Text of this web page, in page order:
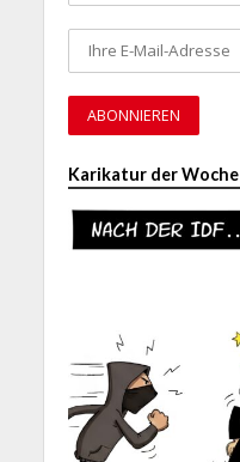
Karikatur der Woche